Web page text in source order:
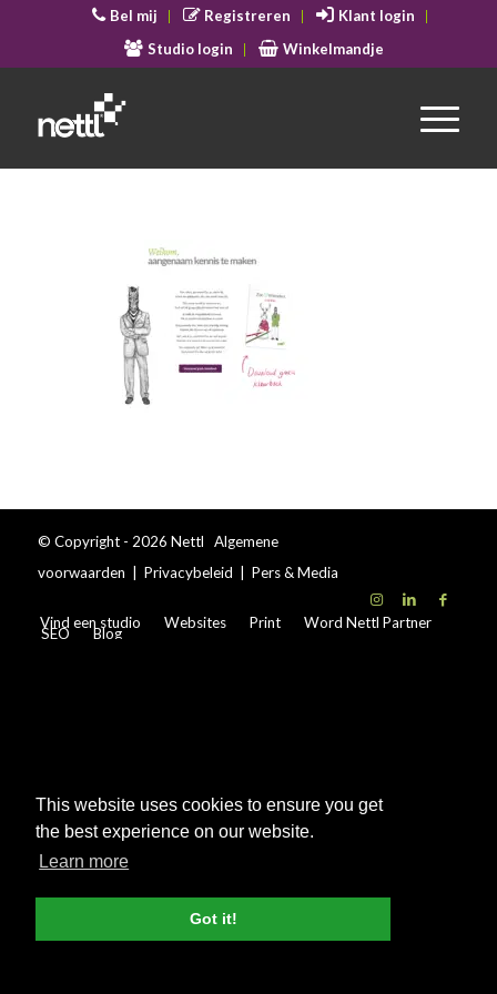
This website uses cookies to ensure you get
the best experience on our website.
Learn more
Got it!
Bel mij Registreren
Klant login
Studio login
Winkelmandje
© Copyright - 2026 Nettl Algemene
voorwaarden
Privacybeleid Pers & Media
Vind een studio Websites Print Word Nettl Partner
SEO Blog